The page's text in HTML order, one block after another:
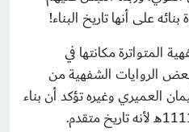
على أنها تاريخ البناء!
المتواترة مكانتها في
بعض الروايات الشفهية من
العميري وغيره تؤكد أن بناء